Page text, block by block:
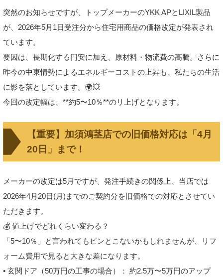
突然のお知らせですが、トップメーカーのYKK APとLIXIL製品
が、2026年5月1日受注分から住宅用商品の価格改定が発表され
ています。
要因は、長期化する円安に加え、原材料・物流費の高騰。さらに
昨今の中東情勢によるエネルギーコストの上昇も、私たちの生活
に影を落としています。🌍💥
今回の改定幅は、**約5〜10％**のリ上げとなります。
【重要】加須鴻茎店での旧価格対応は「4月
20日」まで！
メーカーの改定は5月ですが、発注手続きの関係上、当店では
2026年4月20日(月)までのご契約分を旧価格での対応とさせてい
ただきます。
💰 値上げでどれくらい変わる？
「5〜10％」と言われてもピンとこないかもしれませんが、リフ
ォーム費用で見ると大きな差になります。
• 玄関ドア（50万円の工事の場合）： 約2.5万〜5万円のアップ